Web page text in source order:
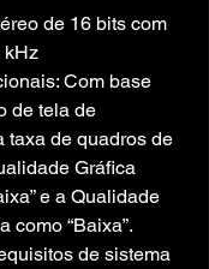
de 16 bits com
kHz
Com base
de tela de
taxa de quadros de
Gráfica
e a Qualidade
como “Baixa”.
de sistema